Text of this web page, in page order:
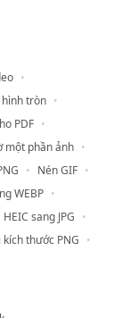
tròn
PDF
một phần ảnh
Nén GIF
WEBP
HEIC sang JPG
kích thước PNG